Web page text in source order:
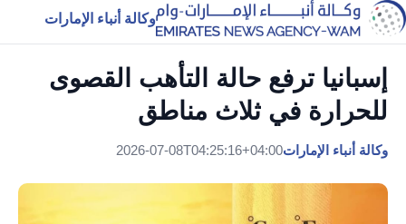
وكالة أنباء الإمارات
إسبانيا ترفع حالة التأهب القصوى
للحرارة في ثلاث مناطق
وكالة أنباء الإمارات2026-07-08T04:25:16+04:00